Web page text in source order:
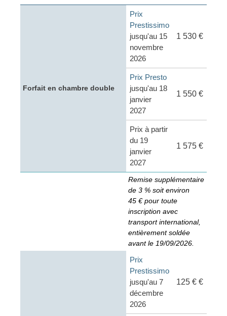
Forfait en chambre double
Prix
Prestissimo
jusqu'au 15
novembre
2026
1 530 €
Prix Presto
jusqu'au 18
janvier
2027
1 550 €
Prix à partir
du 19
janvier
2027
1 575 €
Remise supplémentaire
de 3 % soit environ
45 € pour toute
inscription avec
transport international,
entièrement soldée
avant le 19/09/2026.
Prix
Prestissimo
jusqu'au 7
décembre
2026
125 € €